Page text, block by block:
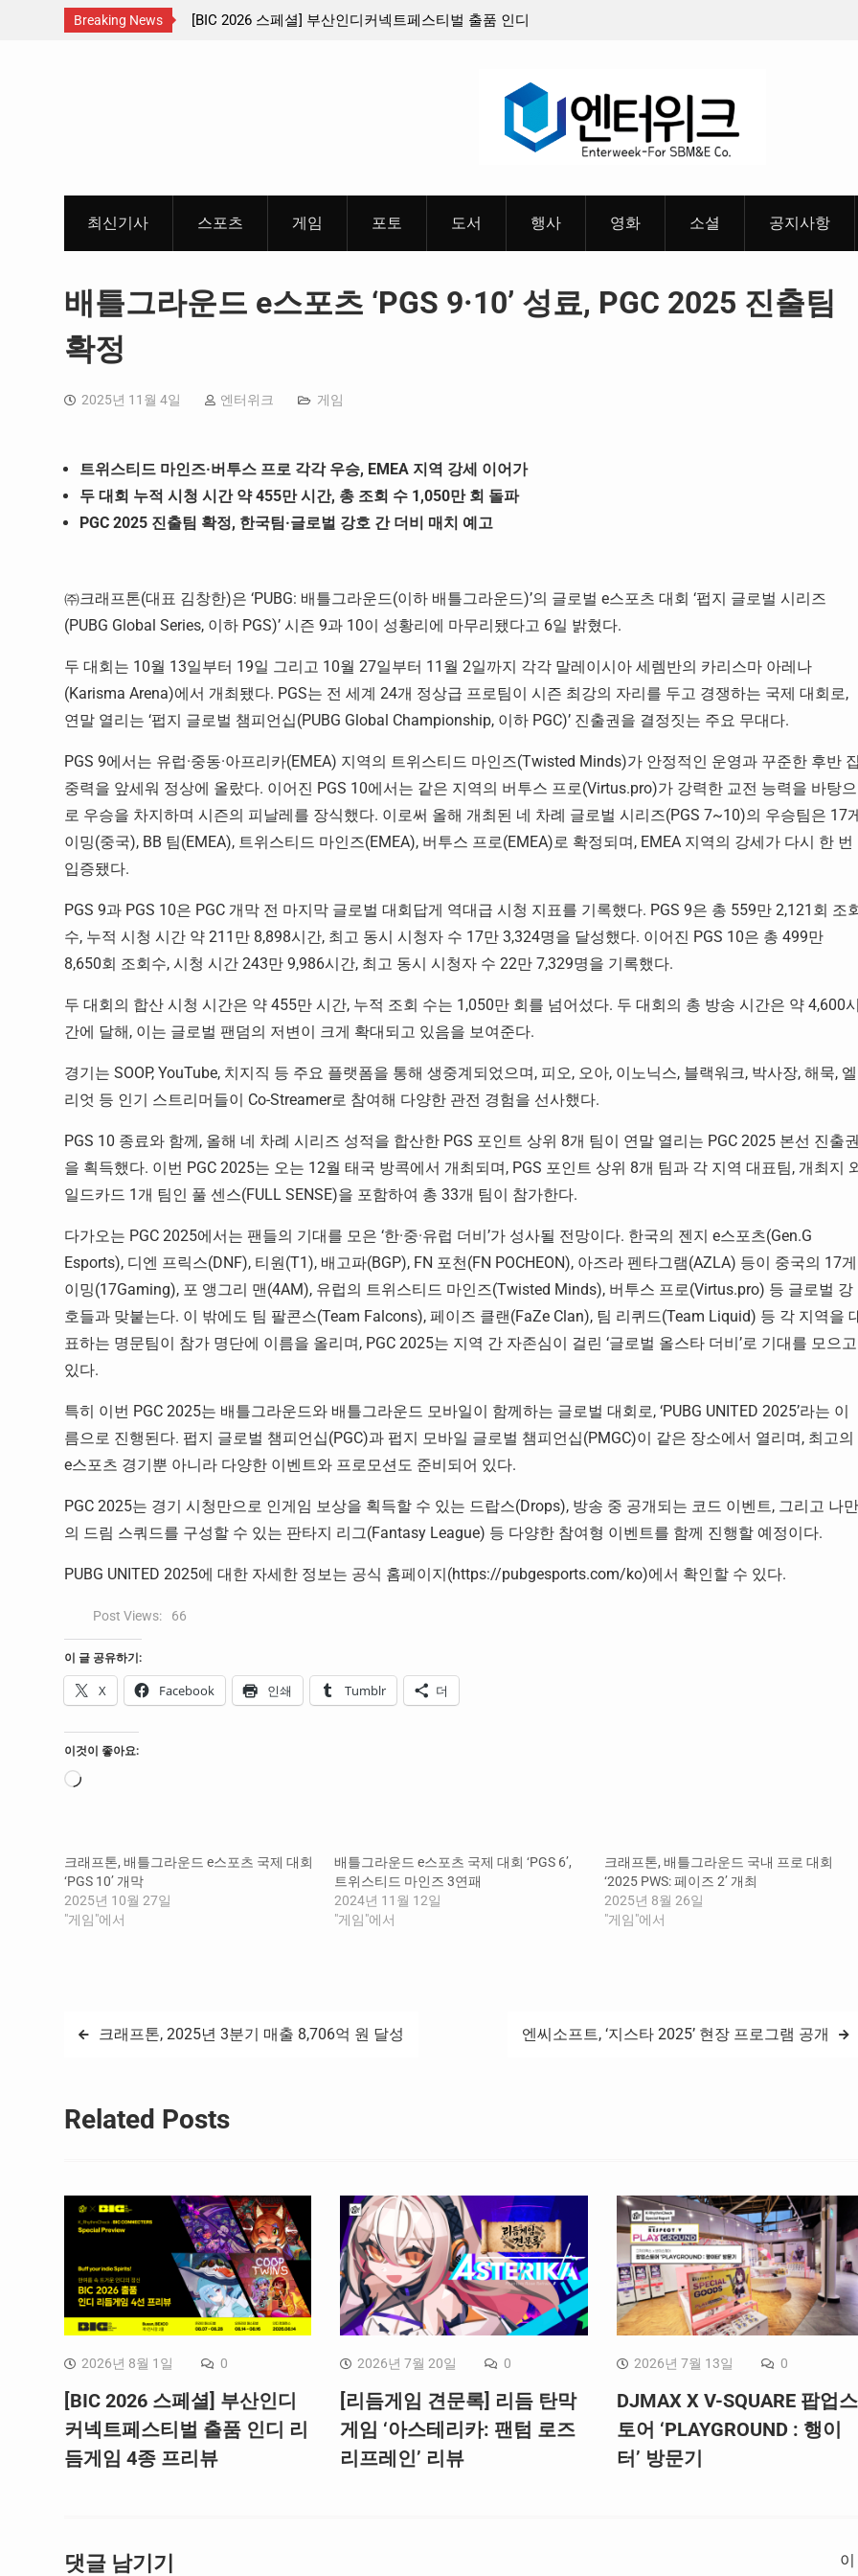
Breaking News
[BIC 2026 스페셜] 부산인디커넥트페스티벌 출품 인디
판타지 케이팝 애니메이션 ‘고스트밴드’ 8월 26일(수)
최신기사 스포츠 게임 포토 도서 행사 영화 소셜 공지사항
배틀그라운드 e스포츠 ‘PGS 9·10’ 성료, PGC 2025 진출팀
확정
2025년 11월 4일 엔터위크 게임
트위스티드 마인즈·버투스 프로 각각 우승, EMEA 지역 강세 이어가
두 대회 누적 시청 시간 약 455만 시간, 총 조회 수 1,050만 회 돌파
PGC 2025 진출팀 확정, 한국팀·글로벌 강호 간 더비 매치 예고
㈜크래프톤(대표 김창한)은 ‘PUBG: 배틀그라운드(이하 배틀그라운드)’의 글로벌 e스포츠 대회 ‘펍지 글로벌 시리즈
(PUBG Global Series, 이하 PGS)’ 시즌 9과 10이 성황리에 마무리됐다고 6일 밝혔다.
두 대회는 10월 13일부터 19일 그리고 10월 27일부터 11월 2일까지 각각 말레이시아 세렘반의 카리스마 아레나
(Karisma Arena)에서 개최됐다. PGS는 전 세계 24개 정상급 프로팀이 시즌 최강의 자리를 두고 경쟁하는 국제 대회로,
연말 열리는 ‘펍지 글로벌 챔피언십(PUBG Global Championship, 이하 PGC)’ 진출권을 결정짓는 주요 무대다.
PGS 9에서는 유럽·중동·아프리카(EMEA) 지역의 트위스티드 마인즈(Twisted Minds)가 안정적인 운영과 꾸준한 후반
중력을 앞세워 정상에 올랐다. 이어진 PGS 10에서는 같은 지역의 버투스 프로(Virtus.pro)가 강력한 교전 능력을 바탕으
로 우승을 차지하며 시즌의 피날레를 장식했다. 이로써 올해 개최된 네 차례 글로벌 시리즈(PGS 7~10)의 우승팀은 17
이밍(중국), BB 팀(EMEA), 트위스티드 마인즈(EMEA), 버투스 프로(EMEA)로 확정되며, EMEA 지역의 강세가 다시 한 번
입증됐다.
PGS 9과 PGS 10은 PGC 개막 전 마지막 글로벌 대회답게 역대급 시청 지표를 기록했다. PGS 9은 총 559만 2,121회 조
수, 누적 시청 시간 약 211만 8,898시간, 최고 동시 시청자 수 17만 3,324명을 달성했다. 이어진 PGS 10은 총 499만
8,650회 조회수, 시청 시간 243만 9,986시간, 최고 동시 시청자 수 22만 7,329명을 기록했다.
두 대회의 합산 시청 시간은 약 455만 시간, 누적 조회 수는 1,050만 회를 넘어섰다. 두 대회의 총 방송 시간은 약 4,600
간에 달해, 이는 글로벌 팬덤의 저변이 크게 확대되고 있음을 보여준다.
경기는 SOOP, YouTube, 치지직 등 주요 플랫폼을 통해 생중계되었으며, 피오, 오아, 이노닉스, 블랙워크, 박사장, 해묵, 엘
리엇 등 인기 스트리머들이 Co-Streamer로 참여해 다양한 관전 경험을 선사했다.
PGS 10 종료와 함께, 올해 네 차례 시리즈 성적을 합산한 PGS 포인트 상위 8개 팀이 연말 열리는 PGC 2025 본선 진출
을 획득했다. 이번 PGC 2025는 오는 12월 태국 방콕에서 개최되며, PGS 포인트 상위 8개 팀과 각 지역 대표팀, 개최지
일드카드 1개 팀인 풀 센스(FULL SENSE)을 포함하여 총 33개 팀이 참가한다.
다가오는 PGC 2025에서는 팬들의 기대를 모은 ‘한·중·유럽 더비’가 성사될 전망이다. 한국의 젠지 e스포츠(Gen.G
Esports), 디엔 프릭스(DNF), 티원(T1), 배고파(BGP), FN 포천(FN POCHEON), 아즈라 펜타그램(AZLA) 등이 중국의 17게
이밍(17Gaming), 포 앵그리 맨(4AM), 유럽의 트위스티드 마인즈(Twisted Minds), 버투스 프로(Virtus.pro) 등 글로벌 강
호들과 맞붙는다. 이 밖에도 팀 팔콘스(Team Falcons), 페이즈 클랜(FaZe Clan), 팀 리퀴드(Team Liquid) 등 각 지역을
표하는 명문팀이 참가 명단에 이름을 올리며, PGC 2025는 지역 간 자존심이 걸린 ‘글로벌 올스타 더비’로 기대를 모으고
있다.
특히 이번 PGC 2025는 배틀그라운드와 배틀그라운드 모바일이 함께하는 글로벌 대회로, ‘PUBG UNITED 2025’라는 이
름으로 진행된다. 펍지 글로벌 챔피언십(PGC)과 펍지 모바일 글로벌 챔피언십(PMGC)이 같은 장소에서 열리며, 최고의
e스포츠 경기뿐 아니라 다양한 이벤트와 프로모션도 준비되어 있다.
PGC 2025는 경기 시청만으로 인게임 보상을 획득할 수 있는 드랍스(Drops), 방송 중 공개되는 코드 이벤트, 그리고 나만
의 드림 스쿼드를 구성할 수 있는 판타지 리그(Fantasy League) 등 다양한 참여형 이벤트를 함께 진행할 예정이다.
PUBG UNITED 2025에 대한 자세한 정보는 공식 홈페이지(https://pubgesports.com/ko)에서 확인할 수 있다.
Post Views: 66
이 글 공유하기:
X Facebook 인쇄 Tumblr 더
이것이 좋아요:
로
크래프톤, 배틀그라운드 e스포츠 국제 대회
‘PGS 10’ 개막
2025년 10월 27일
"게임"에서
배틀그라운드 e스포츠 국제 대회 ‘PGS 6’,
트위스티드 마인즈 3연패
2024년 11월 12일
"게임"에서
크래프톤, 배틀그라운드 국내 프로 대회
‘2025 PWS: 페이즈 2’ 개최
2025년 8월 26일
"게임"에서
글
색
크래프톤, 2025년 3분기 매출 8,706억 원 달성 엔씨소프트, ‘지스타 2025’ 현장 프로그램 공개
Related Posts
2026년 8월 1일 0
[BIC 2026 스페셜] 부산인디
커넥트페스티벌 출품 인디 리
듬게임 4종 프리뷰
2026년 7월 20일 0
[리듬게임 견문록] 리듬 탄막
게임 ‘아스테리카: 팬텀 로즈
리프레인’ 리뷰
2026년 7월 13일 0
DJMAX X V-SQUARE 팝업스
토어 ‘PLAYGROUND : 행이
터’ 방문기
댓글 남기기
이